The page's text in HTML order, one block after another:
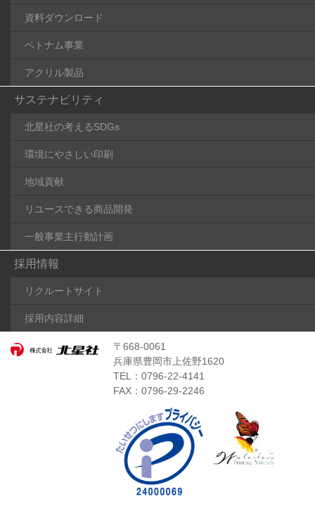
資料ダウンロード
ベトナム事業
アクリル製品
サステナビリティ
北星社の考えるSDGs
環境にやさしい印刷
地域貢献
リユースできる商品開発
一般事業主行動計画
採用情報
リクルートサイト
採用内容詳細
〒668-0061
兵庫県豊岡市上佐野1620
TEL：0796-22-4141
FAX：0796-29-2246